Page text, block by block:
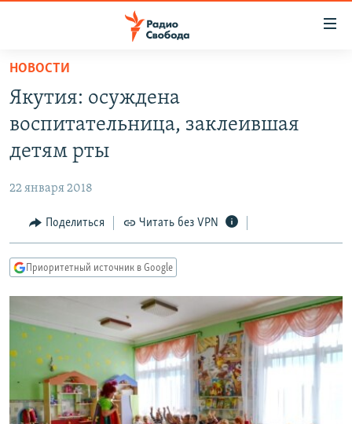
упрощенного
доступа
основному
Вернутся
Вернутся
ПОДКАСТЫ
МНЕНИЯ
КУЛЬТУРА
КАВКАЗ.РЕАЛИИ
СИБИРЬ.РЕАЛИИ
РАСПИСАНИЕ ВЕЩАНИЯ
ПОДПИШИТЕСЬ НА РАССЫЛКУ
НОВОСТИ
Якутия: осуждена
воспитательница, заклеившая
детям рты
22 января 2018
Поделиться Читать без VPN
Приоритетный источник в Google